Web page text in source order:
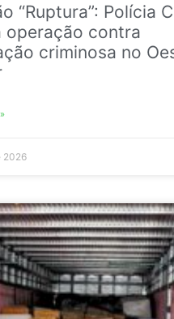
“Ruptura”: Polícia
operação contra
criminosa no
2026